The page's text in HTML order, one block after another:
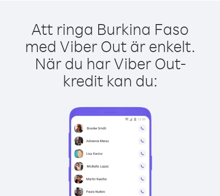
Att ringa Burkina Faso
med Viber Out är enkelt.
När du har Viber Out-
kredit kan du: